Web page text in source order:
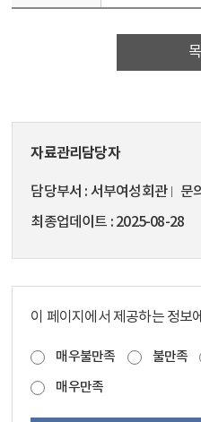
자료관리담당자
담당부서 서부여성회관 문
최종업데이트
2025-08-28
이 페이지에서 제공하는 정보
매우불만족 불만족
매우만족